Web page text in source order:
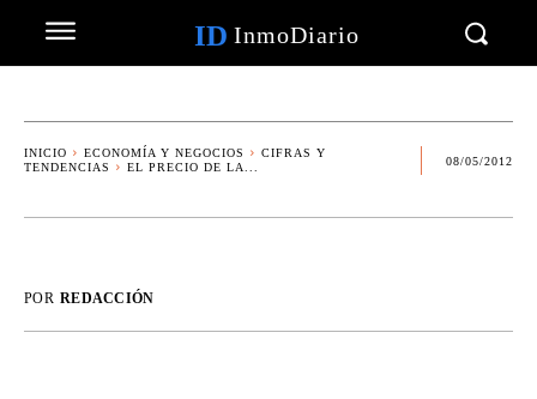
ID InmoDiario
INICIO ECONOMÍA Y NEGOCIOS
CIFRAS Y
TENDENCIAS
EL PRECIO DE LA...
08/05/2012
POR REDACCIÓN